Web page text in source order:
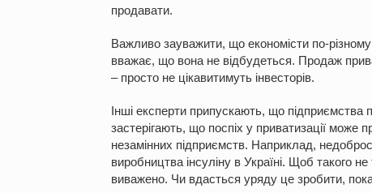
продавати.
Важливо зауважити, що економісти по-
вважає, що вона не відбудеться. Продаж
– просто не цікавитимуть інвесторів.
Інші експерти припускають, що підприємства
застерігають, що поспіх у приватизації може
незамінних підприємств. Наприклад,
виробництва інсуліну в Україні. Щоб такого
виважено. Чи вдасться уряду це зробити,